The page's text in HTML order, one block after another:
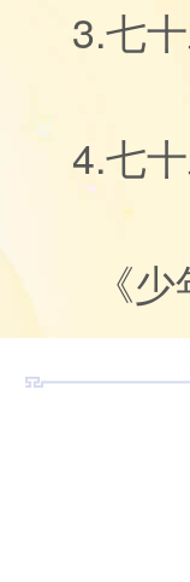
3.七
4.七
《